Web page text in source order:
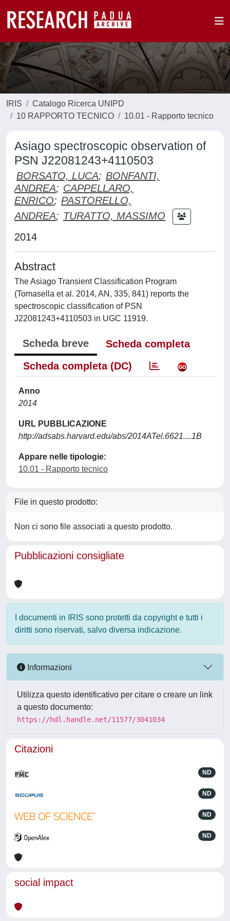
IRIS
Catalogo Ricerca UNIPD
10 RAPPORTO TECNICO
10.01 - Rapporto tecnico
Asiago spectroscopic observation of
PSN J22081243+4110503
BORSATO, LUCA; BONFANTI,
ANDREA; CAPPELLARO,
ENRICO; PASTORELLO,
ANDREA; TURATTO, MASSIMO
2014
Abstract
The Asiago Transient Classification Program
(Tomasella et al. 2014, AN, 335, 841) reports the
spectroscopic classification of PSN
J22081243+4110503 in UGC 11919.
Scheda breve
Scheda completa
Scheda completa (DC)
Anno
2014
URL PUBBLICAZIONE
http://adsabs.harvard.edu/abs/2014ATel.6621....1B
Appare nelle tipologie:
10.01 - Rapporto tecnico
File in questo prodotto:
Non ci sono file associati a questo prodotto.
Pubblicazioni consigliate
I documenti in IRIS sono protetti da copyright e tutti i
diritti sono riservati, salvo diversa indicazione.
Informazioni
Utilizza questo identificativo per citare o creare un link
a questo documento:
https://hdl.handle.net/11577/3041034
Citazioni
ND
ND
ND
ND
social impact